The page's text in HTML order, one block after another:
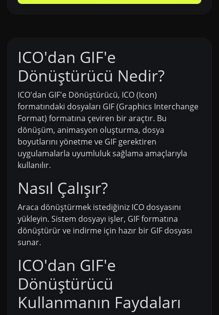
ICO'dan GIF'e
Dönüştürücü Nedir?
ICO'dan GIF'e Dönüştürücü, ICO (Icon)
formatındaki dosyaları GIF (Graphics Interchange
Format) formatına çeviren bir araçtır. Bu
dönüşüm, animasyon oluşturma, dosya
boyutlarını yönetme ve GIF gerektiren
uygulamalarla uyumluluk sağlama amaçlarıyla
kullanılır.
Nasıl Çalışır?
Araca dönüştürmek istediğiniz ICO dosyasını
yükleyin. Sistem dosyayı işler, GIF formatına
dönüştürür ve indirme için hazır bir GIF dosyası
sunar.
ICO'dan GIF'e
Dönüştürücü
Kullanmanın Faydaları